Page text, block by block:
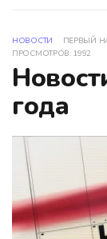
НОВОСТИ ПЕРВЫЙ
ПРОСМОТРОВ: 1992
года